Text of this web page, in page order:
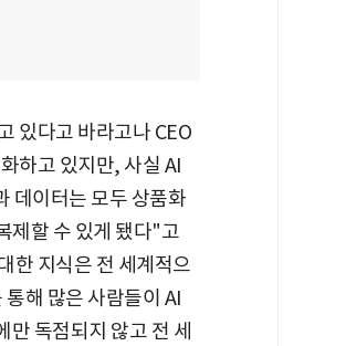
있다고 바라고나 CEO
하고 있지만, 사실 AI
데이터는 모두 상품화
제할 수 있게 됐다"고
한 지식은 전 세계적으
해 많은 사람들이 AI
독점되지 않고 전 세